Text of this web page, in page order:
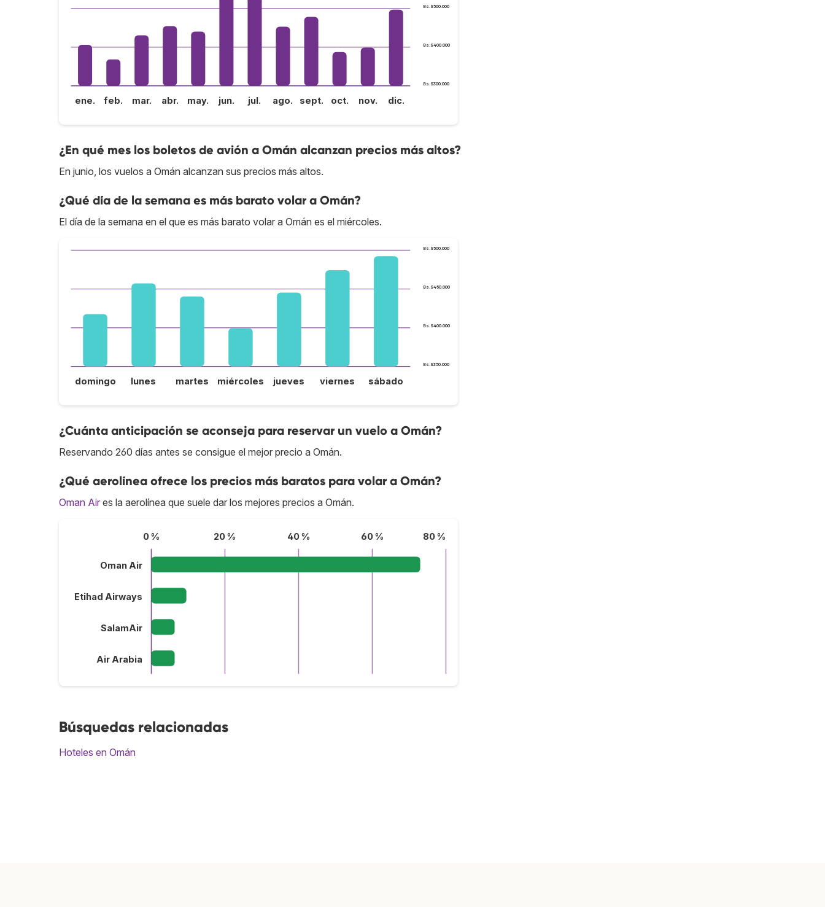
Bs.S300.000
Bs.S400.000
Bs.S500.000
ene. feb. mar. abr. may. jun. jul. ago. sept. oct. nov. dic.
¿En qué mes los boletos de avión a Omán alcanzan precios más altos?
En junio, los vuelos a Omán alcanzan sus precios más altos.
¿Qué día de la semana es más barato volar a Omán?
El día de la semana en el que es más barato volar a Omán es el miércoles.
Bs.S350.000
Bs.S400.000
Bs.S450.000
Bs.S500.000
domingo lunes martes miércoles jueves viernes sábado
¿Cuánta anticipación se aconseja para reservar un vuelo a Omán?
Reservando 260 días antes se consigue el mejor precio a Omán.
¿Qué aerolínea ofrece los precios más baratos para volar a Omán?
Oman Air es la aerolínea que suele dar los mejores precios a Omán.
0 % 20 % 40 % 60 % 80 %
Oman Air
Etihad Airways
SalamAir
Air Arabia
Búsquedas relacionadas
Hoteles en Omán